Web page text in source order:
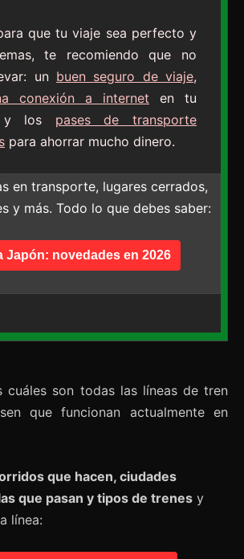
que tu viaje sea perfecto y
te recomiendo que no
un buen seguro de viaje,
conexión a internet
en tu
y los
pases de transporte
para ahorrar mucho dinero.
en transporte, lugares cerrados,
y más. Todo lo que debes saber:
Japón: novedades en 2026
cuáles son todas las líneas de tren
que funcionan actualmente en
que hacen, ciudades
que pasan y tipos de trenes y
línea: